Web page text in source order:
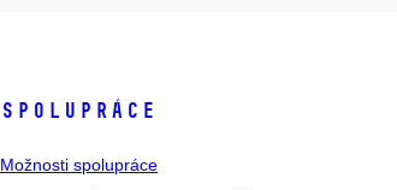
SPOLUPRÁCE
Možnosti spolupráce